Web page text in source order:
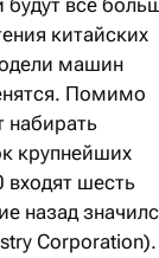
будут все
китайских
машин
Помимо
набирать
крупнейших
шесть
назад